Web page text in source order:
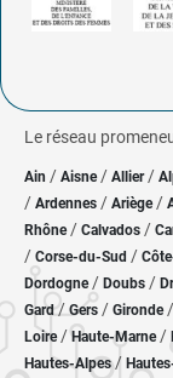
Le réseau
Ain / Aisne/ Allier/
/ Ardennes / Ariège/
Rhône/ Calvados /
/ Corse-du-Sud /
Dordogne/ Doubs /
Gard/ Gers / Gironde/
Loire/Haute-Marne/
Hautes-Alpes/